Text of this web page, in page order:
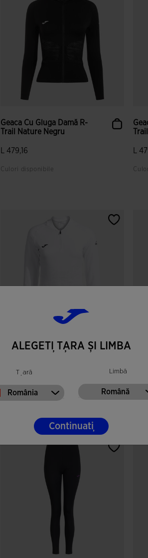
Geaca Cu Gluga Damă R-
Trail Nature Negru
L 479,16
Culori disponibile
L
Hanorac Damă R-Trail
L 358,16
Culori disponibile
4,6 din 5 evaluări ale clienților
ALEGEȚI ȚARA ȘI LIMBA
Țară
România
Limbă
Română
Continuați